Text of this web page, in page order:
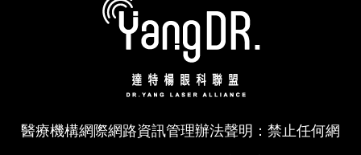
醫療機構網際網路資訊管理辦法聲明：禁止任何網